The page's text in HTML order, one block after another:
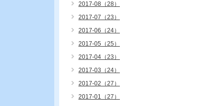
2017-08（28）
2017-07（23）
2017-06（24）
2017-05（25）
2017-04（23）
2017-03（24）
2017-02（27）
2017-01（27）